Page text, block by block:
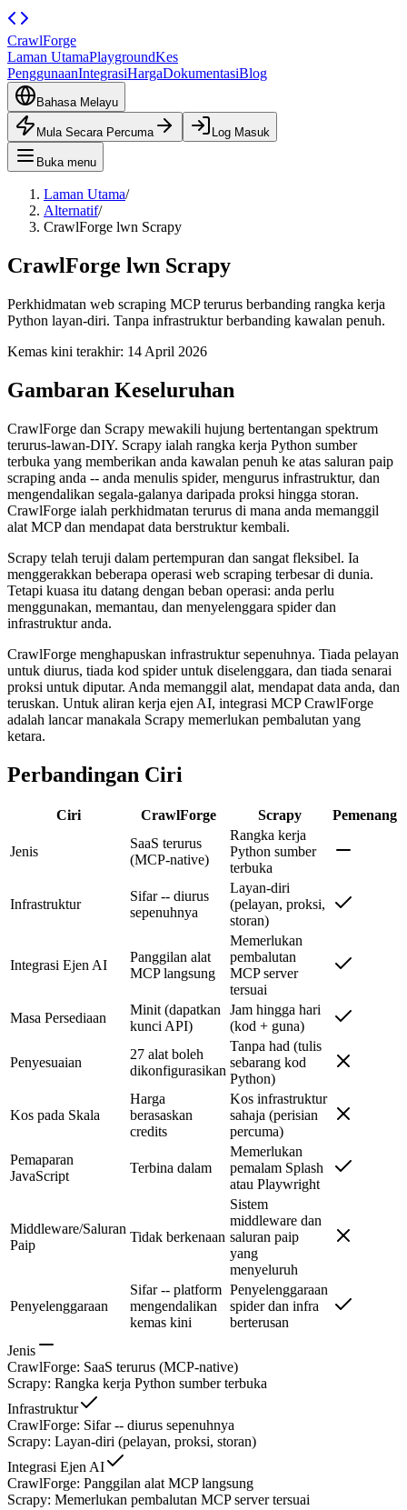
CrawlForge
Laman UtamaPlaygroundKes
PenggunaanIntegrasiHargaDokumentasiBlog
Bahasa Melayu
Mula Secara Percuma Log Masuk
Buka menu
Laman Utama/
Alternatif/
CrawlForge lwn Scrapy
CrawlForge lwn Scrapy
Perkhidmatan web scraping MCP terurus berbanding rangka kerja
Python layan-diri. Tanpa infrastruktur berbanding kawalan penuh.
Kemas kini terakhir: 14 April 2026
Gambaran Keseluruhan
CrawlForge dan Scrapy mewakili hujung bertentangan spektrum
terurus-lawan-DIY. Scrapy ialah rangka kerja Python sumber
terbuka yang memberikan anda kawalan penuh ke atas saluran paip
scraping anda -- anda menulis spider, mengurus infrastruktur, dan
mengendalikan segala-galanya daripada proksi hingga storan.
CrawlForge ialah perkhidmatan terurus di mana anda memanggil
alat MCP dan mendapat data berstruktur kembali.
Scrapy telah teruji dalam pertempuran dan sangat fleksibel. Ia
menggerakkan beberapa operasi web scraping terbesar di dunia.
Tetapi kuasa itu datang dengan beban operasi: anda perlu
menggunakan, memantau, dan menyelenggara spider dan
infrastruktur anda.
CrawlForge menghapuskan infrastruktur sepenuhnya. Tiada pelayan
untuk diurus, tiada kod spider untuk diselenggara, dan tiada senarai
proksi untuk diputar. Anda memanggil alat, mendapat data anda, dan
teruskan. Untuk aliran kerja ejen AI, integrasi MCP CrawlForge
adalah lancar manakala Scrapy memerlukan pembalutan yang
ketara.
Perbandingan Ciri
Ciri CrawlForge Scrapy Pemenang
Jenis
SaaS terurus
(MCP-native)
Rangka kerja
Python sumber
terbuka
Infrastruktur
Sifar -- diurus
sepenuhnya
Layan-diri
(pelayan, proksi,
storan)
Integrasi Ejen AI
Panggilan alat
MCP langsung
Memerlukan
pembalutan
MCP server
tersuai
Masa Persediaan
Minit (dapatkan
kunci API)
Jam hingga hari
(kod + guna)
Penyesuaian
27 alat boleh
dikonfigurasikan
Tanpa had (tulis
sebarang kod
Python)
Kos pada Skala
Harga
berasaskan
credits
Kos infrastruktur
sahaja (perisian
percuma)
Pemaparan
JavaScript
Terbina dalam
Memerlukan
pemalam Splash
atau Playwright
Middleware/Saluran
Paip
Tidak berkenaan
Sistem
middleware dan
saluran paip
yang
menyeluruh
Penyelenggaraan
Sifar -- platform
mengendalikan
kemas kini
Penyelenggaraan
spider dan infra
berterusan
Jenis
CrawlForge: SaaS terurus (MCP-native)
Scrapy: Rangka kerja Python sumber terbuka
Infrastruktur
CrawlForge: Sifar -- diurus sepenuhnya
Scrapy: Layan-diri (pelayan, proksi, storan)
Integrasi Ejen AI
CrawlForge: Panggilan alat MCP langsung
Scrapy: Memerlukan pembalutan MCP server tersuai